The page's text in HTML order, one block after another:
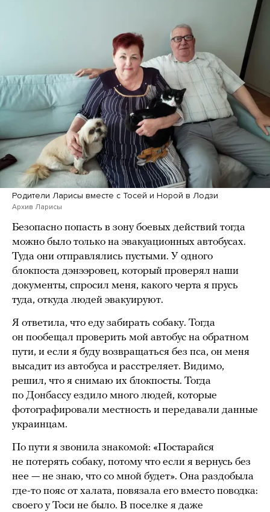
Родители Ларисы вместе с Тосей и Норой в Лодзи
Архив Ларисы
Безопасно попасть в зону боевых действий тогда
можно было только на эвакуационных автобусах.
Туда они отправлялись пустыми. У одного
блокпоста дэнээровец, который проверял наши
документы, спросил меня, какого черта я прусь
туда, откуда людей эвакуируют.
Я ответила, что еду забирать собаку. Тогда
он пообещал проверить мой автобус на обратном
пути, и если я буду возвращаться без пса, он меня
высадит из автобуса и расстреляет. Видимо,
решил, что я снимаю их блокпосты. Тогда
по Донбассу ездило много людей, которые
фотографировали местность и передавали данные
украинцам.
По пути я звонила знакомой: «Постарайся
не потерять собаку, потому что если я вернусь без
нее — не знаю, что со мной будет». Она раздобыла
где-то пояс от халата, повязала его вместо поводка:
своего у Тоси не было. В поселке я даже